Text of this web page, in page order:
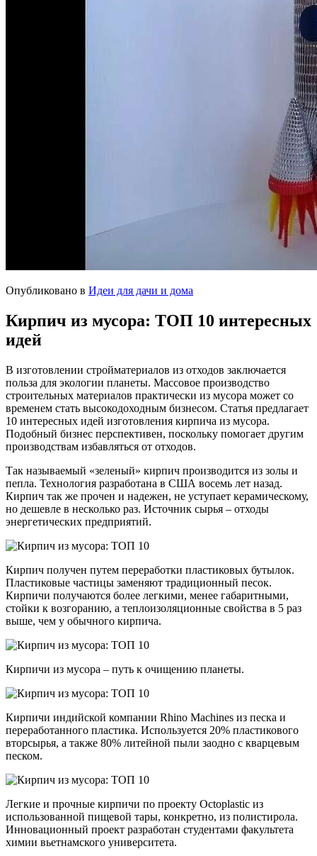
Опубликовано в Идеи для дачи и дома
Кирпич из мусора: ТОП 10 интересных
идей
В изготовлении стройматериалов из отходов заключается
польза для экологии планеты. Массовое производство
строительных материалов практически из мусора может со
временем стать высокодоходным бизнесом. Статья предлагает
10 интересных идей изготовления кирпича из мусора.
Подобный бизнес перспективен, поскольку помогает другим
производствам избавляться от отходов.
Так называемый «зеленый» кирпич производится из золы и
пепла. Технология разработана в США восемь лет назад.
Кирпич так же прочен и надежен, не уступает керамическому,
но дешевле в несколько раз. Источник сырья – отходы
энергетических предприятий.
Кирпич получен путем переработки пластиковых бутылок.
Пластиковые частицы заменяют традиционный песок.
Кирпичи получаются более легкими, менее габаритными,
стойки к возгоранию, а теплоизоляционные свойства в 5 раз
выше, чем у обычного кирпича.
Кирпичи из мусора – путь к очищению планеты.
Кирпичи индийской компании Rhino Machines из песка и
переработанного пластика. Используется 20% пластикового
вторсырья, а также 80% литейной пыли заодно с кварцевым
песком.
Легкие и прочные кирпичи по проекту Octoplastic из
использованной пищевой тары, конкретно, из полистирола.
Инновационный проект разработан студентами факультета
химии вьетнамского университета.